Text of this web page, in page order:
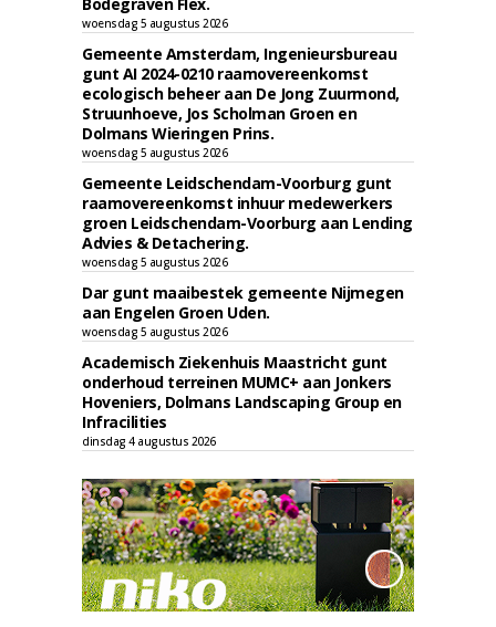
woensdag 5 augustus 2026
Gemeente Amsterdam, Ingenieursbureau
gunt AI 2024-0210 raamovereenkomst
ecologisch beheer aan De Jong Zuurmond,
Struunhoeve, Jos Scholman Groen en
Dolmans Wieringen Prins.
woensdag 5 augustus 2026
Gemeente Leidschendam-Voorburg gunt
raamovereenkomst inhuur medewerkers
groen Leidschendam-Voorburg aan Lending
Advies & Detachering.
woensdag 5 augustus 2026
Dar gunt maaibestek gemeente Nijmegen
aan Engelen Groen Uden.
woensdag 5 augustus 2026
Academisch Ziekenhuis Maastricht gunt
onderhoud terreinen MUMC+ aan Jonkers
Hoveniers, Dolmans Landscaping Group en
Infracilities
dinsdag 4 augustus 2026